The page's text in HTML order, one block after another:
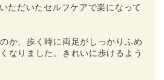
ただいたセルフケアで楽になって
か、歩く時に両足がしっかりふめ
なりました。きれいに歩けるよう